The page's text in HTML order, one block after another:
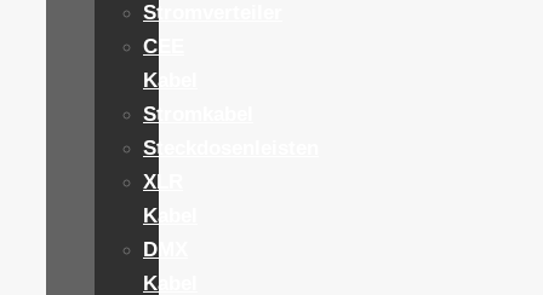
Stromverteiler
CEE
Kabel
Stromkabel
Steckdosenleisten
XLR
Kabel
DMX
Kabel